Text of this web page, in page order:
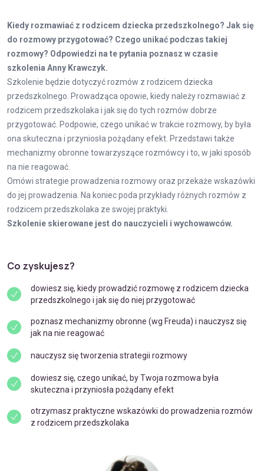
Kiedy rozmawiać z rodzicem dziecka przedszkolnego? Jak się
do rozmowy przygotować? Czego unikać podczas takiej
rozmowy? Odpowiedzi na te pytania poznasz w czasie
szkolenia Anny Krawczyk.
Szkolenie będzie dotyczyć rozmów z rodzicem dziecka
przedszkolnego. Prowadząca opowie, kiedy należy rozmawiać z
rodzicem przedszkolaka i jak się do tych rozmów dobrze
przygotować. Podpowie, czego unikać w trakcie rozmowy, by była
ona skuteczna i przyniosła pożądany efekt. Przedstawi także
mechanizmy obronne towarzyszące rozmówcy i to, w jaki sposób
na nie reagować.
Omówi strategie prowadzenia rozmowy oraz przekaże wskazówki
do jej prowadzenia. Na koniec poda przykłady różnych rozmów z
rodzicem przedszkolaka ze swojej praktyki.
Szkolenie skierowane jest do nauczycieli i wychowawców.
Co zyskujesz?
dowiesz się, kiedy prowadzić rozmowę z rodzicem dziecka
przedszkolnego i jak się do niej przygotować
poznasz mechanizmy obronne (wg Freuda) i nauczysz się
jak na nie reagować
nauczysz się tworzenia strategii rozmowy
dowiesz się, czego unikać, by Twoja rozmowa była
skuteczna i przyniosła pożądany efekt
otrzymasz praktyczne wskazówki do prowadzenia rozmów
z rodzicem przedszkolaka